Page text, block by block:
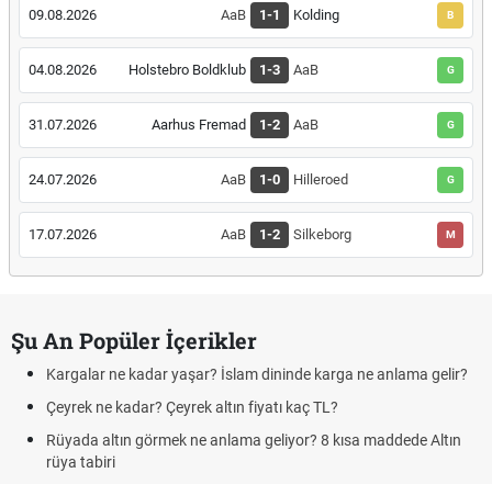
09.08.2026 AaB 1-1 Kolding B
04.08.2026 Holstebro Boldklub 1-3 AaB G
31.07.2026 Aarhus Fremad 1-2 AaB G
24.07.2026 AaB 1-0 Hilleroed G
17.07.2026 AaB 1-2 Silkeborg M
Şu An Popüler İçerikler
Kargalar ne kadar yaşar? İslam dininde karga ne anlama gelir?
Çeyrek ne kadar? Çeyrek altın fiyatı kaç TL?
Rüyada altın görmek ne anlama geliyor? 8 kısa maddede Altın
rüya tabiri